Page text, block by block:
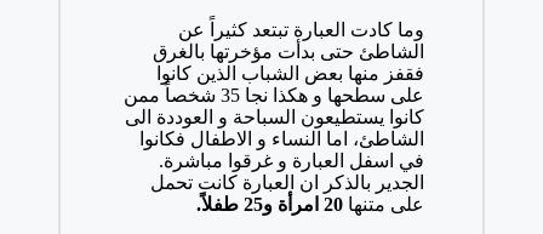
وما كادت العبارة تبتعد كثيراً عن
الشاطئ حتى بدأت مؤخرتها بالغرق
فقفز منها بعض الشباب الذين كانوا
على سطحها و هكذا نجا 35 شخصاً ممن
كانوا يستطيعون السباحة و العوددة الى
الشاطئ، اما النساء و الاطفال فكانوا
في اسفل العبارة و غرقوا مباشرة.
الجدير بالذكر ان العبارة كانت تحمل
على متنها 20 امرأة و25 طفلاً.